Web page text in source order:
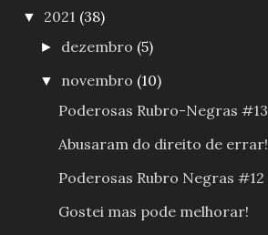
▼ 2021 (38)
► dezembro (5)
▼ novembro (10)
Poderosas Rubro-Negras #13
Abusaram do direito de errar!
Poderosas Rubro Negras #12
Gostei mas pode melhorar!